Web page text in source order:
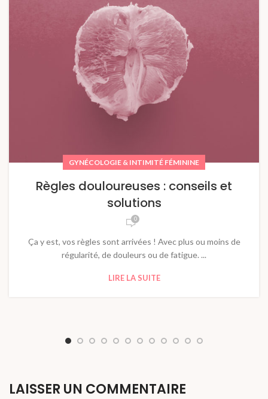
GYNÉCOLOGIE & INTIMITÉ FÉMININE
Règles douloureuses : conseils et
solutions
0
Ça y est, vos règles sont arrivées ! Avec plus ou moins de
régularité, de douleurs ou de fatigue. ...
LIRE LA SUITE
LAISSER UN COMMENTAIRE